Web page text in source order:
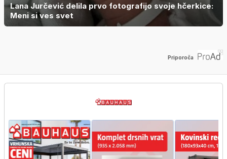
Lana Jurčević delila prvo fotografijo svoje hčerkice:
Meni si ves svet
Priporoča